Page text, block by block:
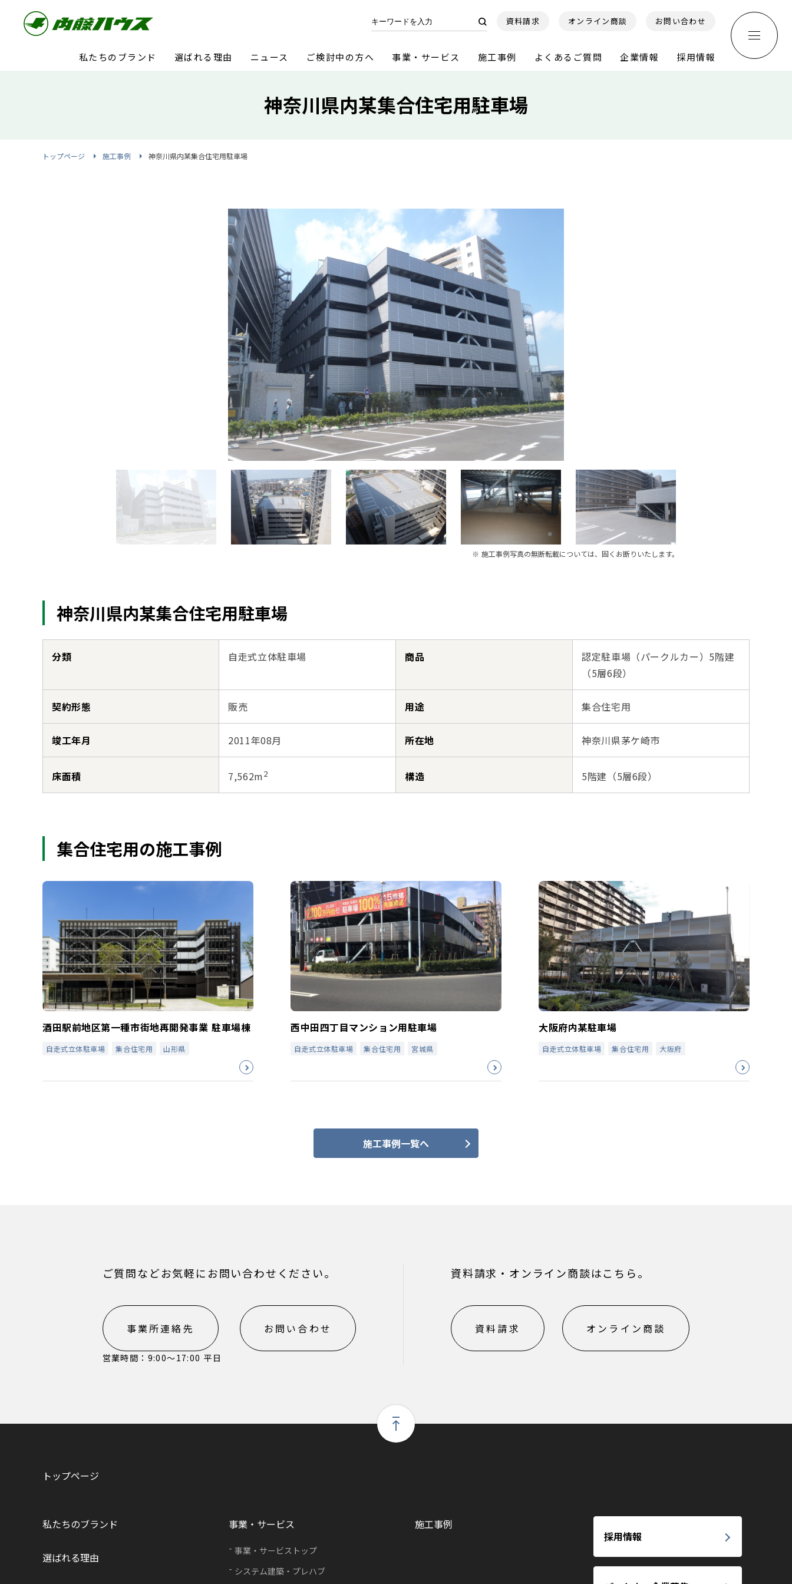
資料請求 オンライン商談 お問い合わせ
私たちのブランド 選ばれる理由 ニュース ご検討中の方へ 事業・サービス 施工事例 よくあるご質問 企業情報 採用情報
神奈川県内某集合住宅用駐車場
トップページ 施工事例 神奈川県内某集合住宅用駐車場
※ 施工事例写真の無断転載については、固くお断りいたします。
神奈川県内某集合住宅用駐車場
分類 自走式立体駐車場 商品
認定駐車場（パークルカー）5階建
（5層6段）
契約形態 販売 用途 集合住宅用
竣工年月 2011年08月 所在地 神奈川県茅ケ崎市
床面積 7,562m2 構造 5階建（5層6段）
集合住宅用の施工事例
酒田駅前地区第一種市街地再開発事業 駐車場棟
自走式立体駐車場 集合住宅用 山形県
西中田四丁目マンション用駐車場
自走式立体駐車場 集合住宅用 宮城県
大阪府内某駐車場
自走式立体駐車場 集合住宅用 大阪府
施工事例一覧へ
ご質問などお気軽にお問い合わせください。
事業所連絡先
営業時間：9:00〜17:00 平日
お問い合わせ
資料請求・オンライン商談はこちら。
資料請求 オンライン商談
トップページ
私たちのブランド 事業・サービス
事業・サービストップ
システム建築・プレハブ
施工事例
選ばれる理由
採用情報